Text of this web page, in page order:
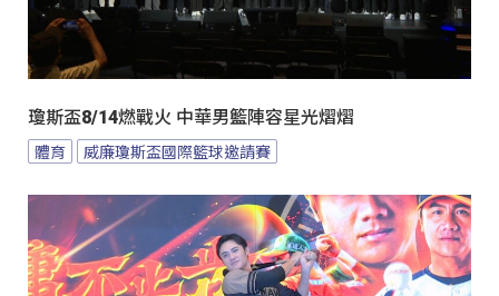
瓊斯盃8/14燃戰火 中華男籃陣容星光熠熠
體育 威廉瓊斯盃國際籃球邀請賽